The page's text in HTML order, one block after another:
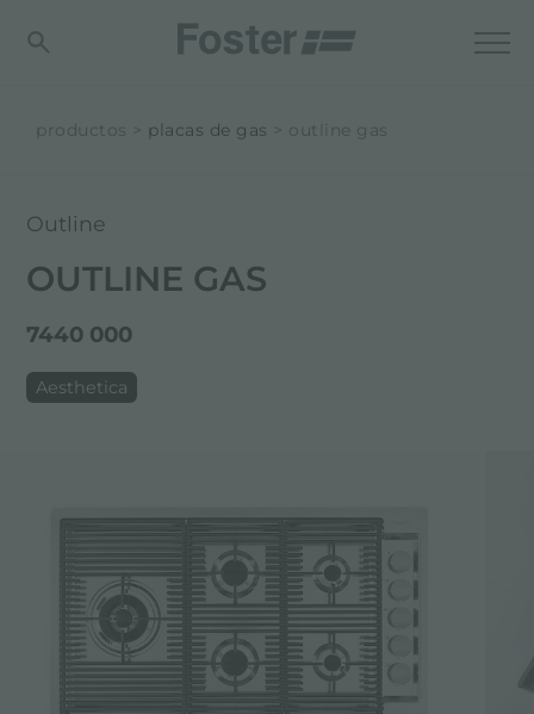
productos placas de gas outline gas
Outline
OUTLINE GAS
7440 000
Aesthetica